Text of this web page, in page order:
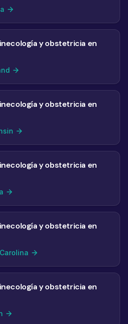
y obstetricia en
y obstetricia en
y obstetricia en
y obstetricia en
y obstetricia en